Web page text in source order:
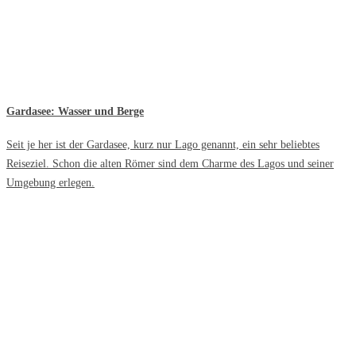
Gardasee: Wasser und Berge
Seit je her ist der Gardasee, kurz nur Lago genannt, ein sehr beliebtes
Reiseziel. Schon die alten Römer sind dem Charme des Lagos und seiner
Umgebung erlegen.